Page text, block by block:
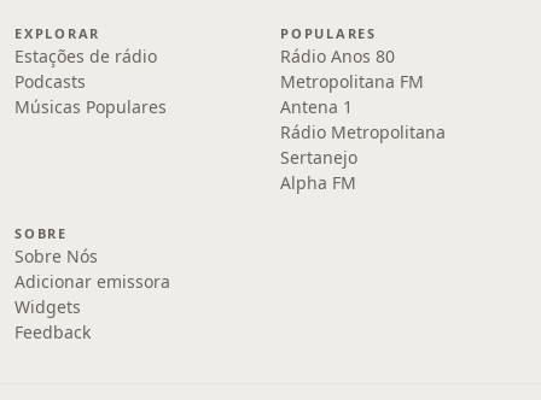
EXPLORAR
Estações de rádio
Podcasts
Músicas Populares
POPULARES
Rádio Anos 80
Metropolitana FM
Antena 1
Rádio Metropolitana
Sertanejo
Alpha FM
SOBRE
Sobre Nós
Adicionar emissora
Widgets
Feedback